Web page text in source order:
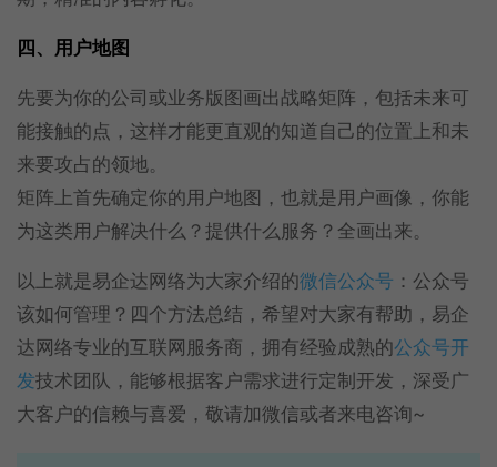
四、用户地图
先要为你的公司或业务版图画出战略矩阵，包括未来可
能接触的点，这样才能更直观的知道自己的位置上和未
来要攻占的领地。
矩阵上首先确定你的用户地图，也就是用户画像，你能
为这类用户解决什么？提供什么服务？全画出来。
以上就是易企达网络为大家介绍的微信公众号 ：公众号
该如何管理？四个方法总结，希望对大家有帮助，易企
达网络专业的互联网服务商，拥有经验成熟的公众号开
发技术团队，能够根据客户需求进行定制开发，深受广
大客户的信赖与喜爱，敬请加微信或者来电咨询~